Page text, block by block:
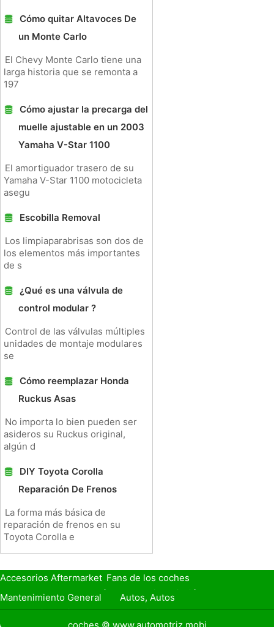
Cómo quitar Altavoces De
un Monte Carlo
El Chevy Monte Carlo tiene una
larga historia que se remonta a
197
Cómo ajustar la precarga del
muelle ajustable en un 2003
Yamaha V-Star 1100
El amortiguador trasero de su
Yamaha V-Star 1100 motocicleta
asegu
Escobilla Removal
Los limpiaparabrisas son dos de
los elementos más importantes
de s
¿Qué es una válvula de
control modular ?
Control de las válvulas múltiples
unidades de montaje modulares
se
Cómo reemplazar Honda
Ruckus Asas
No importa lo bien pueden ser
asideros su Ruckus original,
algún d
DIY Toyota Corolla
Reparación De Frenos
La forma más básica de
reparación de frenos en su
Toyota Corolla e
Accesorios Aftermarket Fans de los coches
Seguro de Coche
Préstamos y Financiación
Mantenimiento General
Autos, Autos
Seguridad Vial
Combustibles